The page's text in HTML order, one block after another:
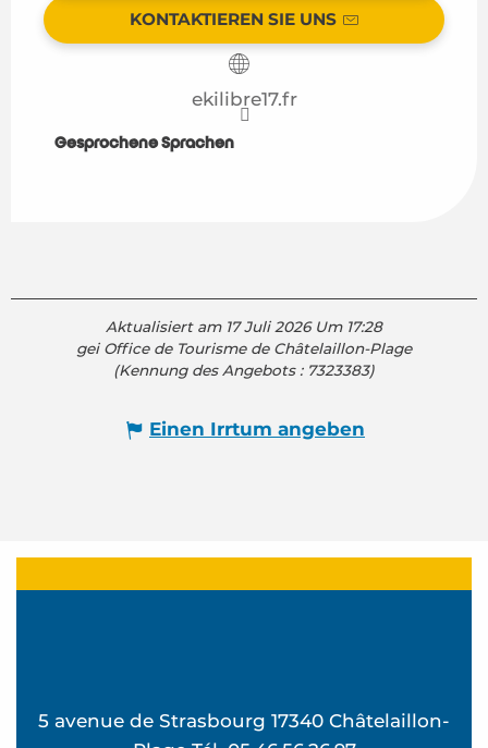
KONTAKTIEREN SIE UNS
ekilibre17.fr
Gesprochene Sprachen
Gesprochene Sprachen
Aktualisiert am 17 Juli 2026 Um 17:28
gei Office de Tourisme de Châtelaillon-Plage
(Kennung des Angebots : 7323383)
Einen Irrtum angeben
5 avenue de Strasbourg 17340 Châtelaillon-